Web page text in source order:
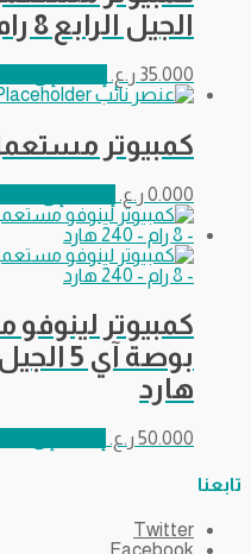
الجيل الرابع 8 رام – 256 جيجا هارد
35.000 ر.ع.
كمبيوتر
0.000 ر.ع.
هارد
50.000 ر.ع.
تابعنا
Twitter
Facebook